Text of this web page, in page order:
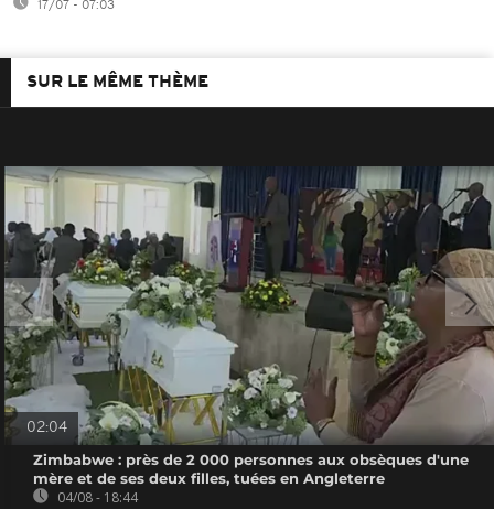
17/07 - 07:03
SUR LE MÊME THÈME
02:04
Zimbabwe : près de 2 000 personnes aux obsèques d'une
mère et de ses deux filles, tuées en Angleterre
04/08 - 18:44